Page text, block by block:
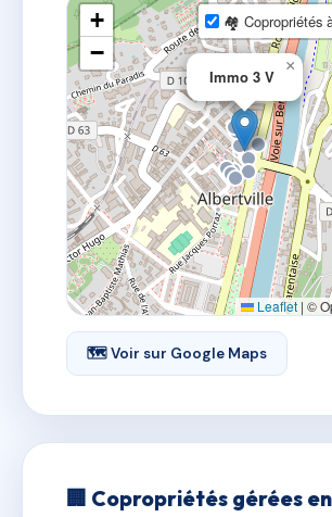
Immo 3 V
×
+
−
🏘 Copropriétés
Leaflet | ©
🗺 Voir sur Google Maps
🏢 Copropriétés gérées